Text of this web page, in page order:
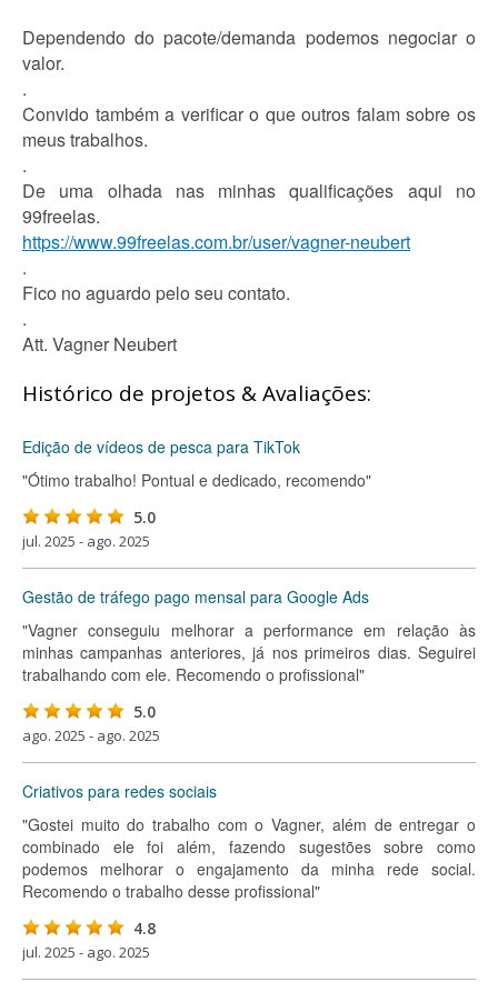
Dependendo do pacote/demanda podemos negociar o
valor.
.
Convido também a verificar o que outros falam sobre os
meus trabalhos.
.
De uma olhada nas minhas qualificações aqui no
99freelas.
https://www.99freelas.com.br/user/vagner-neubert
.
Fico no aguardo pelo seu contato.
.
Att. Vagner Neubert
Histórico de projetos & Avaliações:
Edição de vídeos de pesca para TikTok
"Ótimo trabalho! Pontual e dedicado, recomendo"
5.0
jul. 2025 - ago. 2025
Gestão de tráfego pago mensal para Google Ads
"Vagner conseguiu melhorar a performance em relação às
minhas campanhas anteriores, já nos primeiros dias. Seguirei
trabalhando com ele. Recomendo o profissional"
5.0
ago. 2025 - ago. 2025
Criativos para redes sociais
"Gostei muito do trabalho com o Vagner, além de entregar o
combinado ele foi além, fazendo sugestões sobre como
podemos melhorar o engajamento da minha rede social.
Recomendo o trabalho desse profissional"
4.8
jul. 2025 - ago. 2025